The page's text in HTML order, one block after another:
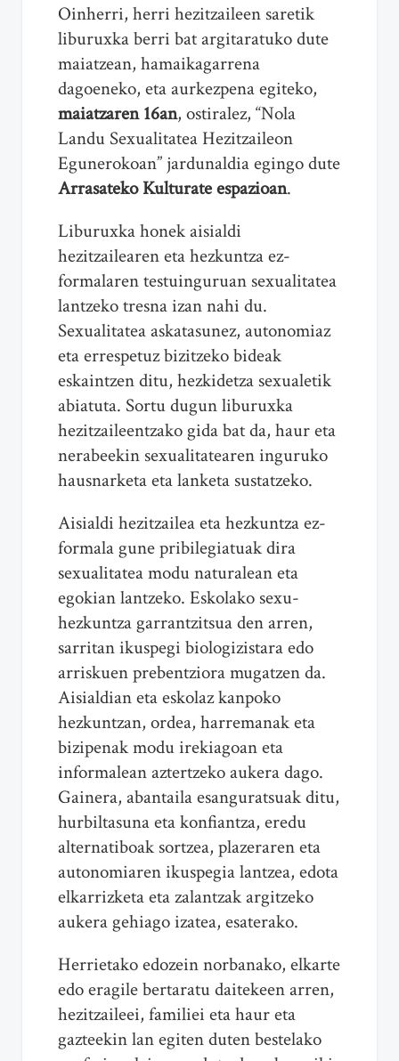
Oinherri, herri hezitzaileen saretik
liburuxka berri bat argitaratuko dute
maiatzean, hamaikagarrena
dagoeneko, eta aurkezpena egiteko,
maiatzaren 16an, ostiralez, “Nola
Landu Sexualitatea Hezitzaileon
Egunerokoan” jardunaldia egingo dute
Arrasateko Kulturate espazioan.
Liburuxka honek aisialdi
hezitzailearen eta hezkuntza ez-
formalaren testuinguruan sexualitatea
lantzeko tresna izan nahi du.
Sexualitatea askatasunez, autonomiaz
eta errespetuz bizitzeko bideak
eskaintzen ditu, hezkidetza sexualetik
abiatuta. Sortu dugun liburuxka
hezitzaileentzako gida bat da, haur eta
nerabeekin sexualitatearen inguruko
hausnarketa eta lanketa sustatzeko.
Aisialdi hezitzailea eta hezkuntza ez-
formala gune pribilegiatuak dira
sexualitatea modu naturalean eta
egokian lantzeko. Eskolako sexu-
hezkuntza garrantzitsua den arren,
sarritan ikuspegi biologizistara edo
arriskuen prebentziora mugatzen da.
Aisialdian eta eskolaz kanpoko
hezkuntzan, ordea, harremanak eta
bizipenak modu irekiagoan eta
informalean aztertzeko aukera dago.
Gainera, abantaila esanguratsuak ditu,
hurbiltasuna eta konfiantza, eredu
alternatiboak sortzea, plazeraren eta
autonomiaren ikuspegia lantzea, edota
elkarrizketa eta zalantzak argitzeko
aukera gehiago izatea, esaterako.
Herrietako edozein norbanako, elkarte
edo eragile bertaratu daitekeen arren,
hezitzaileei, familiei eta haur eta
gazteekin lan egiten duten bestelako